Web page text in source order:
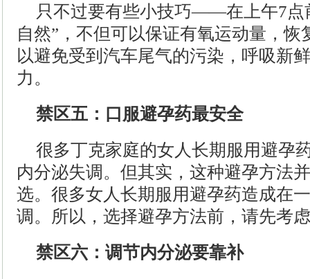
只不过要有些小技巧——在上午7点
自然”，不但可以保证有氧运动量，恢
以避免受到汽车尾气的污染，呼吸新
力。
禁区五：口服避孕药最安全
很多丁克家庭的女人长期服用避孕
内分泌失调。但其实，这种避孕方法
选。很多女人长期服用避孕药造成在
调。所以，选择避孕方法前，请先考
禁区六：调节内分泌要靠补